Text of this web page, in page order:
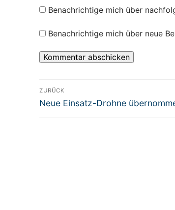
Benachrichtige mich über
Benachrichtige mich über neue
ZURÜCK
Neue Einsatz-Drohne